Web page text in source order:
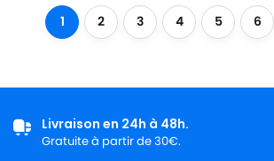
1 2 3 4 5 6
Livraison en 24h à 48h.
Gratuite à partir de 30€.